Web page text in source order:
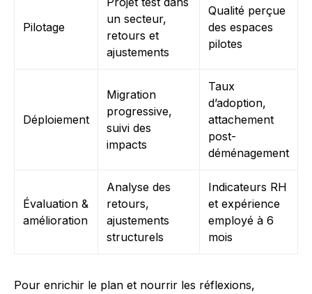
Pilotage
un secteur,
retours et
ajustements
Qualité perçue
des espaces
pilotes
Déploiement
Migration
progressive,
suivi des
impacts
Taux
d’adoption,
attachement
post-
déménagement
Évaluation &
amélioration
Analyse des
retours,
ajustements
structurels
Indicateurs RH
et expérience
employé à 6
mois
Pour enrichir le plan et nourrir les réflexions,